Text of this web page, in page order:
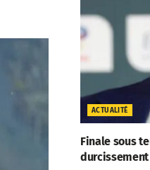
ACTUALITÉ
Finale sous